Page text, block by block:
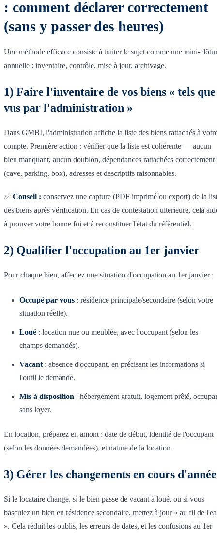
: comment déclarer correctement
(sans y passer des heures)
Une méthode efficace consiste à traiter le sujet comme une mini-
annuelle : inventaire, contrôle, mise à jour, archivage.
1) Faire l'inventaire de vos biens « tels que
vus par l'administration »
Dans GMBI, l'administration affiche la liste des biens rattachés à
compte. Première action : vérifier que la liste est cohérente — aucun
bien manquant, aucun doublon, dépendances rattachées correctement
(cave, parking, box), adresses et descriptifs raisonnables.
✅ Conseil : conservez une capture (PDF imprimé ou export) de la
des biens après vérification. En cas de contestation ultérieure, cela
à prouver votre bonne foi et à reconstituer l'état du référentiel.
2) Qualifier l'occupation au 1er janvier
Pour chaque bien, affectez une situation d'occupation au 1er janvier :
Occupé par vous : résidence principale/secondaire (selon votre
situation réelle).
Loué : location nue ou meublée, avec l'occupant (selon les
champs demandés).
Vacant : absence d'occupant, en précisant les informations si
l'outil le demande.
Mis à disposition : hébergement gratuit, logement prêté,
sans loyer.
En location, préparez en amont : date de début, identité de l'occupant
(selon les données demandées), et nature de la location.
3) Gérer les changements en cours d'année
Si le locataire change, si le bien passe de vacant à loué, ou si vous
basculez un bien en résidence secondaire, mettez à jour « au fil de
». Cela réduit les oublis, les erreurs de dates, et les confusions au 1er